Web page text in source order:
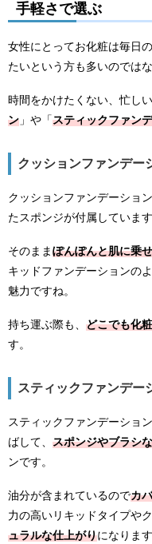
手軽さで選ぶ
女性にとってお化粧は毎日
たいという方も多いのでは
時間をかけたくない、忙し
ン 」や「スティックファン
クッションファンデー
クッションファンデーショ
たスポンジが付属しています
そのままぽんぽんと肌に乗
キッドファンデーションの
魅力ですね。
持ち運ぶ際も、 どこでも化
す。
スティックファンデー
スティックファンデーショ
ばして、 スポンジやブラシ
ンです。
油分が含まれているのでカ
力の高いリキッドタイプや
ュラルな仕上がりになります